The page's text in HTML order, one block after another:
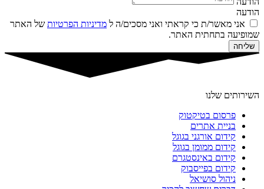
הודעה
אני מאשר/ת כי קראתי ואני מסכים/ה ל מדיניות הפרטיות של האתר
שמופיעה בתחתית האתר.
שליחה
השירותים שלנו
פרסום בטיקטוק
בניית אתרים
קידום אורגני בגוגל
קידום ממומן בגוגל
קידום באינסטגרם
קידום בפייסבוק
ניהול סושיאל